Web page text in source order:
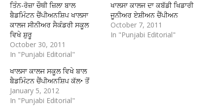
ਤਿੰਨ-ਰੋਜ਼ਾ ਚੌਥੀ ਜ਼ਿਲਾ ਬਾਲ
ਬੈਡਮਿੰਟਨ ਚੈਂਪੀਅਨਸ਼ਿਪ ਖਾਲਸਾ
ਕਾਲਜ ਸੀਨੀਅਰ ਸੈਕੰਡਰੀ ਸਕੂਲ
ਵਿਖੇ ਸ਼ੁਰੂ
October 30, 2011
In "Punjabi Editorial"
ਖਾਲਸਾ ਕਾਲਜ ਦਾ ਕਬੱਡੀ ਖਿਡਾਰੀ
ਜੂਨੀਅਰ ਏਸ਼ੀਅਨ ਚੈਂਪੀਅਨ
October 7, 2011
In "Punjabi Editorial"
ਖਾਲਸਾ ਕਾਲਜ ਸਕੂਲ ਵਿਖੇ ਬਾਲ
ਬੈਡਮਿੰਟਨ ਚੈਂਪੀਅਨਸ਼ਿਪ ਕੱਲ• ਤੋਂ
January 5, 2012
In "Punjabi Editorial"